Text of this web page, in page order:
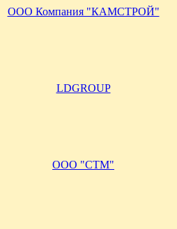
ООО Компания "КАМСТРОЙ"
LDGROUP
ООО "СТМ"